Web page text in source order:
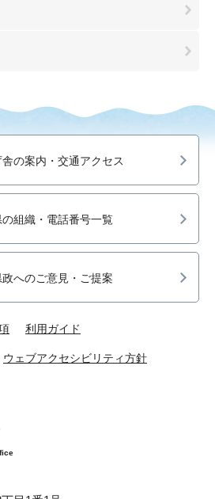
舎の案内・交通アクセス
の組織・電話番号一覧
政へのご意見・ご提案
利用ガイド
ウェブアクセシビリティ方針